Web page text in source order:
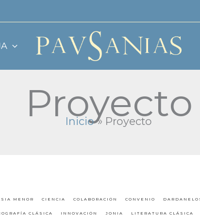
Proyecto
Inicio Proyecto
MENOR CIENCIA COLABORACIÓN CONVENIO
CLÁSICA INNOVACIÓN JONIA LITERATURA CLÁSICA